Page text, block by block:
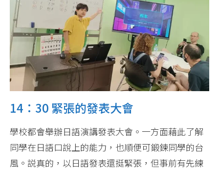
14：30 緊張的發表大會
學校都會舉辦日語演講發表大會。一方面藉此了解
同學在日語口說上的能力，也順便可鍛鍊同學的台
風。説真的，以日語發表還挺緊張，但事前有先練